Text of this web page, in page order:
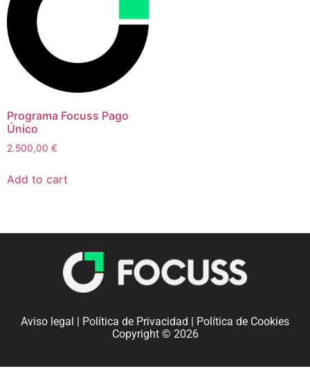
Programa Focuss Pago
Único
2.500,00 €
Add to cart
Aviso legal | Política de Privacidad | Política de Cookies
Copyright © 2026